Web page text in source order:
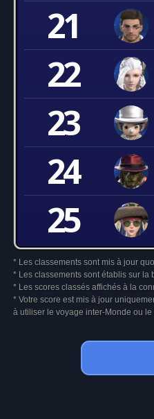
21
22
23
24
25
* Les classements sont mis à jour
* Les classements sont établis sur la
* Les scores classés affichés à la
* Votre score est mis à jour
à utiliser le voyage inter-Monde ou